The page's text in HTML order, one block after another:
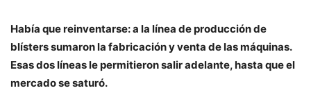
Había que reinventarse: a la línea de producción de
blísters sumaron la fabricación y venta de las máquinas.
Esas dos líneas le permitieron salir adelante, hasta que el
mercado se saturó.